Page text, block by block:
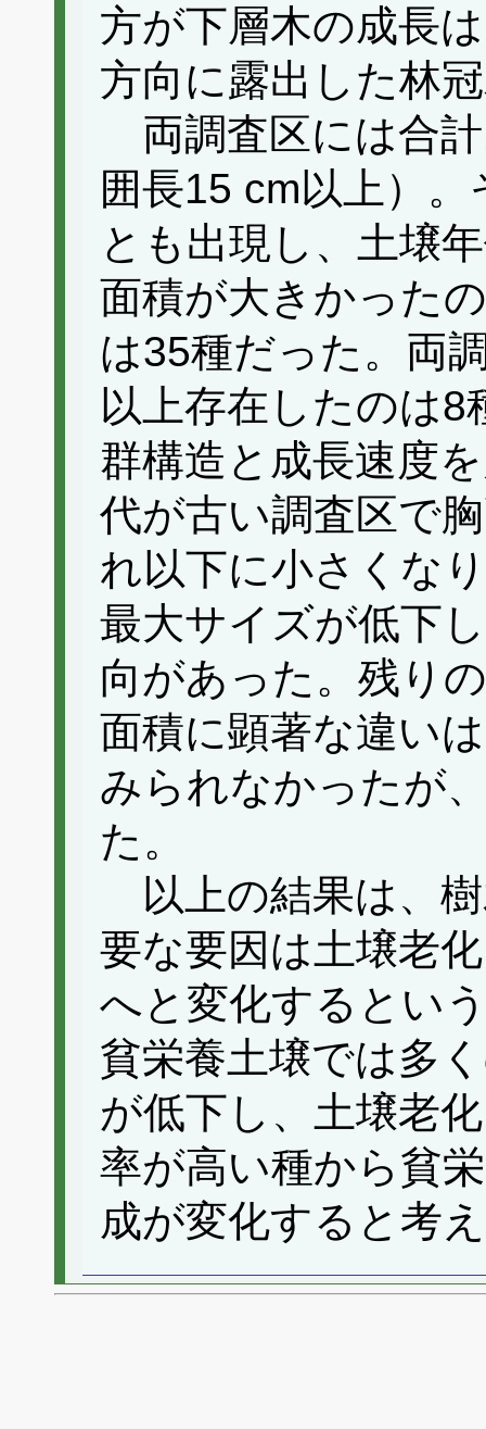
方が下層木の成長
方向に露出した林
両調査区には合
囲長15 cm以上）
とも出現し、土壌
面積が大きかった
は35種だった。両
以上存在したのは8
群構造と成長速度
代が古い調査区で
れ以下に小さくな
最大サイズが低下
向があった。残り
面積に顕著な違い
みられなかったが
た。
以上の結果は、
要な要因は土壌老
へと変化するとい
貧栄養土壌では多
が低下し、土壌老
率が高い種から貧
成が変化すると考